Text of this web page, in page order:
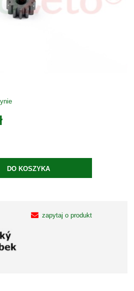
DO KOSZYKA
zapytaj o produkt